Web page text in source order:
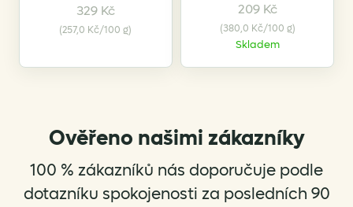
329 Kč
(257,0 Kč/100 g)
209 Kč
(380,0 Kč/100 g)
Skladem
Ověřeno našimi zákazníky
100 % zákazníků nás doporučuje podle
dotazníku spokojenosti za posledních 90